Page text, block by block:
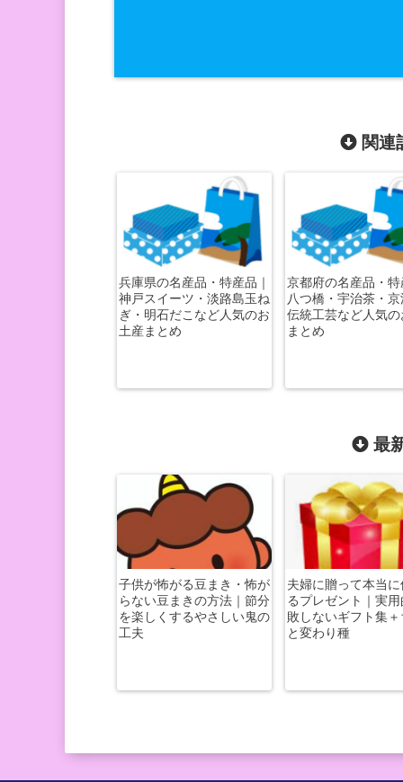
関連
兵庫県の名産品・特産品｜
神戸スイーツ・淡路島玉ね
ぎ・明石だこなど人気のお
土産まとめ
京都府の名産品・特
八つ橋・宇治茶・
伝統工芸など人気の
まとめ
最
子供が怖がる豆まき・怖が
らない豆まきの方法｜節分
を楽しくするやさしい鬼の
工夫
夫婦に贈って本当
るプレゼント｜実
敗しないギフト集
と変わり種